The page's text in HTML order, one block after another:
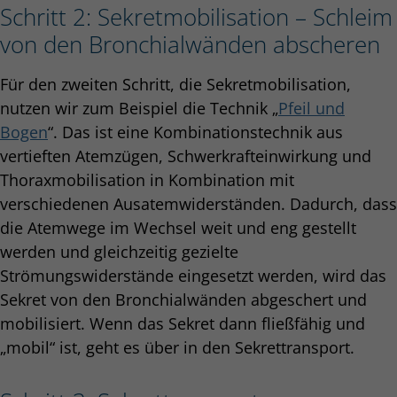
Schritt 2: Sekretmobilisation – Schleim
von den Bronchialwänden abscheren
Für den zweiten Schritt, die Sekretmobilisation,
nutzen wir zum Beispiel die Technik „Pfeil und
Bogen“. Das ist eine Kombinationstechnik aus
vertieften Atemzügen, Schwerkrafteinwirkung und
Thoraxmobilisation in Kombination mit
verschiedenen Ausatemwiderständen. Dadurch, dass
die Atemwege im Wechsel weit und eng gestellt
werden und gleichzeitig gezielte
Strömungswiderstände eingesetzt werden, wird das
Sekret von den Bronchialwänden abgeschert und
mobilisiert. Wenn das Sekret dann fließfähig und
„mobil“ ist, geht es über in den Sekrettransport.